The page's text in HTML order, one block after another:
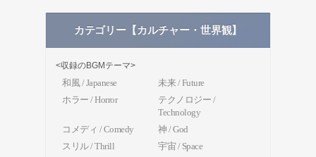
カテゴリー【カルチャー・世界観】
<収録のBGMテーマ>
和風 / Japanese
未来 / Future
ホラー / Horror
テクノロジー /
Technology
コメディ / Comedy
神 / God
スリル / Thrill
宇宙 / Space